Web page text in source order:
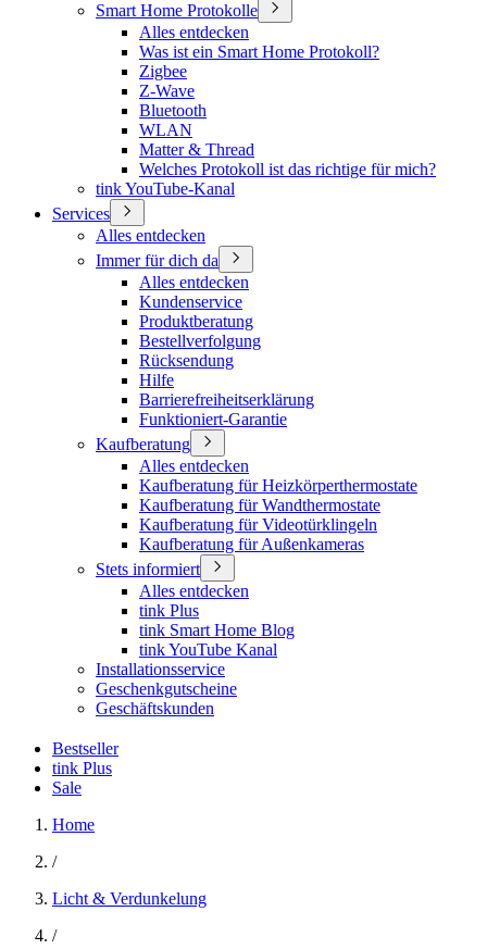
Smart Home Protokolle
Alles entdecken
Was ist ein Smart Home Protokoll?
Zigbee
Z-Wave
Bluetooth
WLAN
Matter & Thread
Welches Protokoll ist das richtige für mich?
tink YouTube-Kanal
Services
Alles entdecken
Immer für dich da
Alles entdecken
Kundenservice
Produktberatung
Bestellverfolgung
Rücksendung
Hilfe
Barrierefreiheitserklärung
Funktioniert-Garantie
Kaufberatung
Alles entdecken
Kaufberatung für Heizkörperthermostate
Kaufberatung für Wandthermostate
Kaufberatung für Videotürklingeln
Kaufberatung für Außenkameras
Stets informiert
Alles entdecken
tink Plus
tink Smart Home Blog
tink YouTube Kanal
Installationsservice
Geschenkgutscheine
Geschäftskunden
Bestseller
tink Plus
Sale
Home
/
Licht & Verdunkelung
/